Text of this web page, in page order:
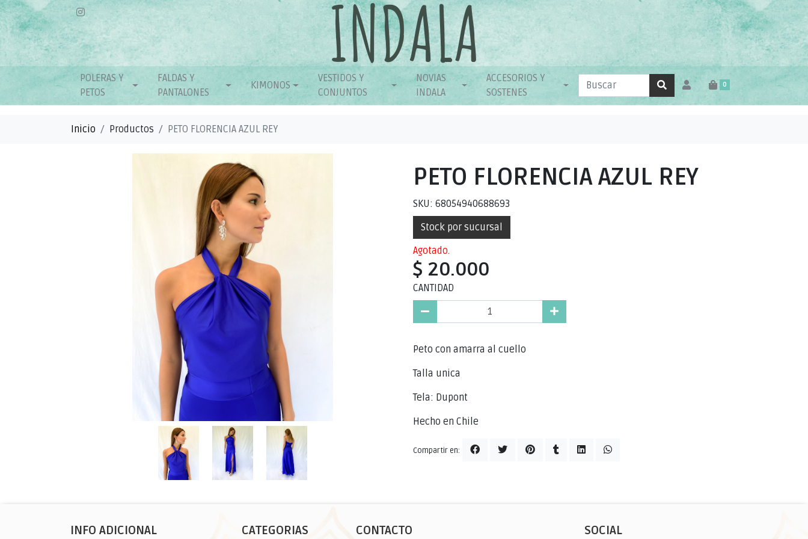
0
POLERAS Y
PETOS
FALDAS Y
PANTALONES
KIMONOS
VESTIDOS Y
CONJUNTOS
NOVIAS
INDALA
ACCESORIOS Y
SOSTENES
Inicio Productos PETO FLORENCIA AZUL REY
PETO FLORENCIA AZUL REY
SKU: 68054940688693
Stock por sucursal
Agotado.
$ 20.000
CANTIDAD
Peto con amarra al cuello
Talla unica
Tela: Dupont
Hecho en Chile
Compartir en:
INFO ADICIONAL CATEGORIAS CONTACTO SOCIAL